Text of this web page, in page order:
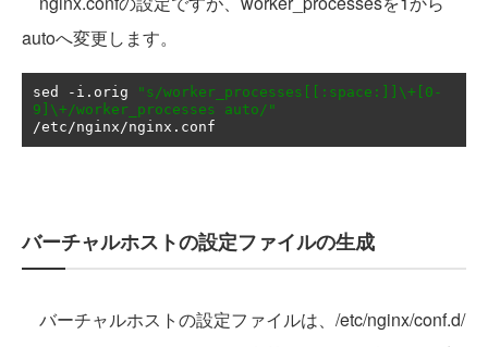
autoへ変更します。
sed - i . orig
"s/worker_processes[[:space:]]\+[0-
9]\+/worker_processes auto/"
/etc/nginx/nginx . conf
バーチャルホストの設定ファイルの生成
バーチャルホストの設定ファイルは、/etc/nginx/conf.d/